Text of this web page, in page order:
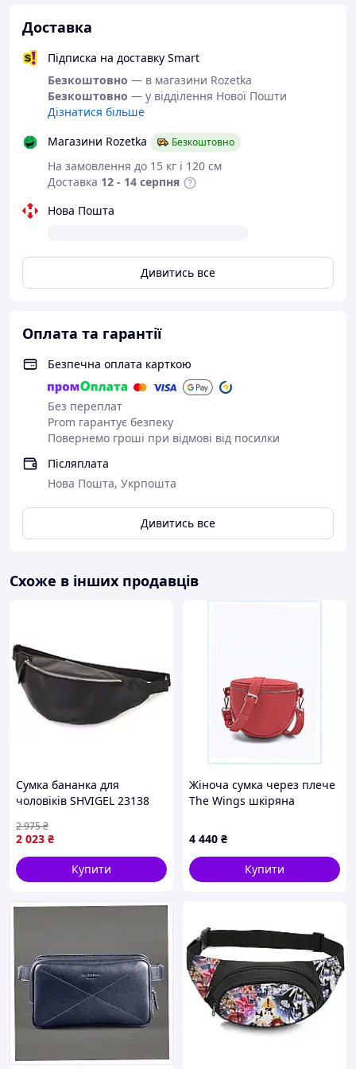
потрапляючи під дощ, будьте спокійні за свої
транспортування, сумка оснащена ременем, шириною
4 см і довжиною 98 див. Такий ремінь не натирає і
дозволяє комфортно носити сумку з речами. Ремінь
підганяється під будь статура, адже йому можуть
носити, як дівчата, так і хлопці.
Доставка
Підписка на доставку Smart
Безкоштовно — в магазини Rozetka
Безкоштовно — у відділення Нової Пошти
Дізнатися більше
Магазини Rozetka
Безкоштовно
На замовлення до 15 кг і 120 см
Доставка 12 - 14 серпня
Нова Пошта
Дивитись все
Оплата та гарантії
Безпечна оплата карткою
Без переплат
Prom гарантує безпеку
Повернемо гроші при відмові від посилки
Післяплата
Нова Пошта, Укрпошта
Дивитись все
Схоже в інших продавців
Сумка бананка для
чоловіків SHVIGEL 23138
2 023 ₴
2 975₴
Купити
Жіноча сумка через плече
The Wings шкіряна
4 440 ₴
Купити